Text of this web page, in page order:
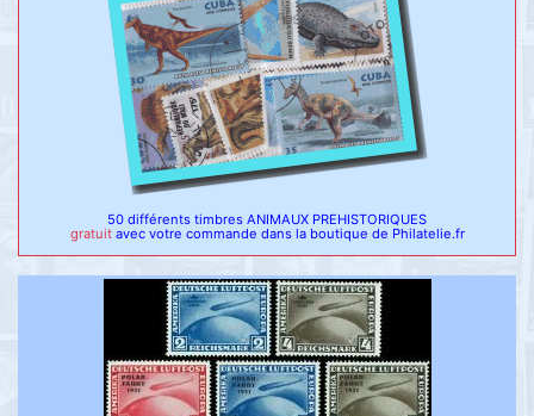
50 différents timbres ANIMAUX PREHISTORIQUES
gratuit avec votre commande dans la boutique de Philatelie.fr